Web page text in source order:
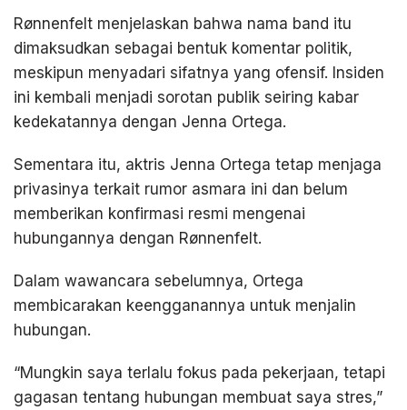
Rønnenfelt menjelaskan bahwa nama band itu
dimaksudkan sebagai bentuk komentar politik,
meskipun menyadari sifatnya yang ofensif. Insiden
ini kembali menjadi sorotan publik seiring kabar
kedekatannya dengan Jenna Ortega.
Sementara itu, aktris Jenna Ortega tetap menjaga
privasinya terkait rumor asmara ini dan belum
memberikan konfirmasi resmi mengenai
hubungannya dengan Rønnenfelt.
Dalam wawancara sebelumnya, Ortega
membicarakan keengganannya untuk menjalin
hubungan.
“Mungkin saya terlalu fokus pada pekerjaan, tetapi
gagasan tentang hubungan membuat saya stres,”